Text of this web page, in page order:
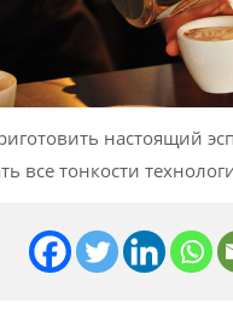
настоящий
все тонкости